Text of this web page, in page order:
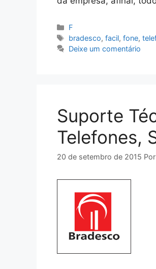
Categorias
F
Tags
bradesco,facil,fone,
Deixe um comentário
Suporte
Telefones,
20 de setembro de 2015 Por